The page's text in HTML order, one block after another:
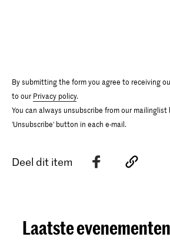
By submitting the form you agree to receiving
to our Privacy policy.
You can always unsubscribe from our mailinglist
'Unsubscribe' button in each e-mail.
Deel dit item
Laatste